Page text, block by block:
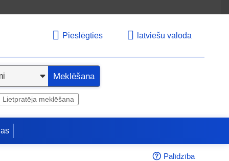
Pieslēgties latviešu valoda
Meklēšana
Lietpratēja meklēšana
Palīdzība